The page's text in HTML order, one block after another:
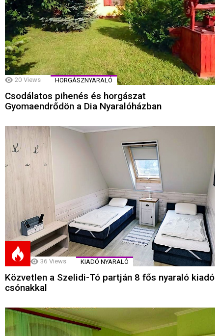
20 Views HORGÁSZNYARALÓ
Csodálatos pihenés és horgászat
Gyomaendrődön a Dia Nyaralóházban
36 Views KIADÓ NYARALÓ
Közvetlen a Szelidi-Tó partján 8 fős nyaraló kiadó
csónakkal